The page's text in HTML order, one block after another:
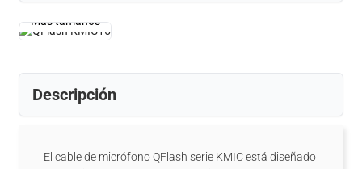
Más tamaños
Descripción
El cable de micrófono QFlash serie KMIC está diseñado